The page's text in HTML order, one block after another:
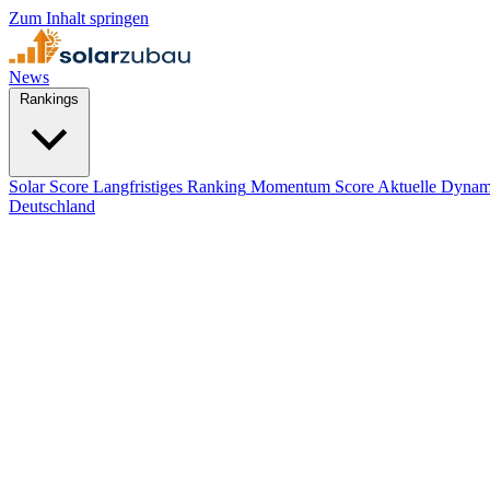
Zum Inhalt springen
News
Solar Score Langfristiges Ranking Momentum Score Aktuelle
Deutschland